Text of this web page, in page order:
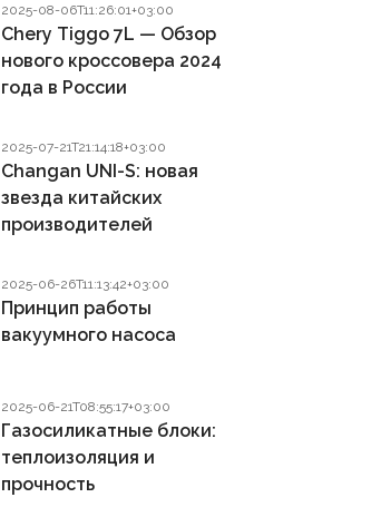
2025-08-06T11:26:01+03:00
Chery Tiggo 7L — Обзор
нового кроссовера 2024
года в России
2025-07-21T21:14:18+03:00
Changan UNI-S: новая
звезда китайских
производителей
2025-06-26T11:13:42+03:00
Принцип работы
вакуумного насоса
2025-06-21T08:55:17+03:00
Газосиликатные блоки:
теплоизоляция и
прочность